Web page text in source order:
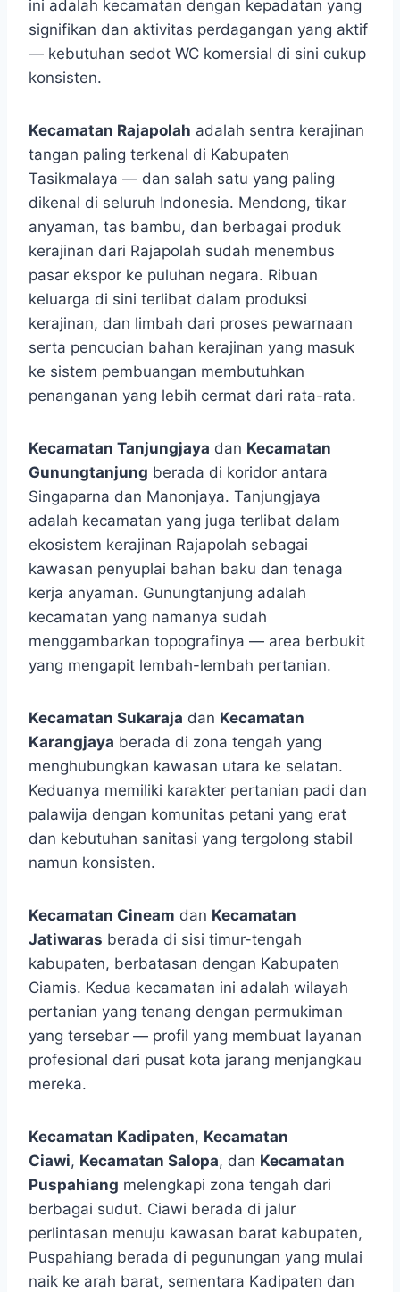
ini adalah kecamatan dengan kepadatan yang
signifikan dan aktivitas perdagangan yang aktif
— kebutuhan sedot WC komersial di sini cukup
konsisten.
Kecamatan Rajapolah adalah sentra kerajinan
tangan paling terkenal di Kabupaten
Tasikmalaya — dan salah satu yang paling
dikenal di seluruh Indonesia. Mendong, tikar
anyaman, tas bambu, dan berbagai produk
kerajinan dari Rajapolah sudah menembus
pasar ekspor ke puluhan negara. Ribuan
keluarga di sini terlibat dalam produksi
kerajinan, dan limbah dari proses pewarnaan
serta pencucian bahan kerajinan yang masuk
ke sistem pembuangan membutuhkan
penanganan yang lebih cermat dari rata-rata.
Kecamatan Tanjungjaya dan Kecamatan
Gunungtanjung berada di koridor antara
Singaparna dan Manonjaya. Tanjungjaya
adalah kecamatan yang juga terlibat dalam
ekosistem kerajinan Rajapolah sebagai
kawasan penyuplai bahan baku dan tenaga
kerja anyaman. Gunungtanjung adalah
kecamatan yang namanya sudah
menggambarkan topografinya — area berbukit
yang mengapit lembah-lembah pertanian.
Kecamatan Sukaraja dan Kecamatan
Karangjaya berada di zona tengah yang
menghubungkan kawasan utara ke selatan.
Keduanya memiliki karakter pertanian padi dan
palawija dengan komunitas petani yang erat
dan kebutuhan sanitasi yang tergolong stabil
namun konsisten.
Kecamatan Cineam dan Kecamatan
Jatiwaras berada di sisi timur-tengah
kabupaten, berbatasan dengan Kabupaten
Ciamis. Kedua kecamatan ini adalah wilayah
pertanian yang tenang dengan permukiman
yang tersebar — profil yang membuat layanan
profesional dari pusat kota jarang menjangkau
mereka.
Kecamatan Kadipaten, Kecamatan
Ciawi, Kecamatan Salopa, dan Kecamatan
Puspahiang melengkapi zona tengah dari
berbagai sudut. Ciawi berada di jalur
perlintasan menuju kawasan barat kabupaten,
Puspahiang berada di pegunungan yang mulai
naik ke arah barat, sementara Kadipaten dan